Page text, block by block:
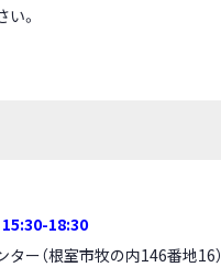
。
15:30-18:30
ー（根室市牧の内146番地16）